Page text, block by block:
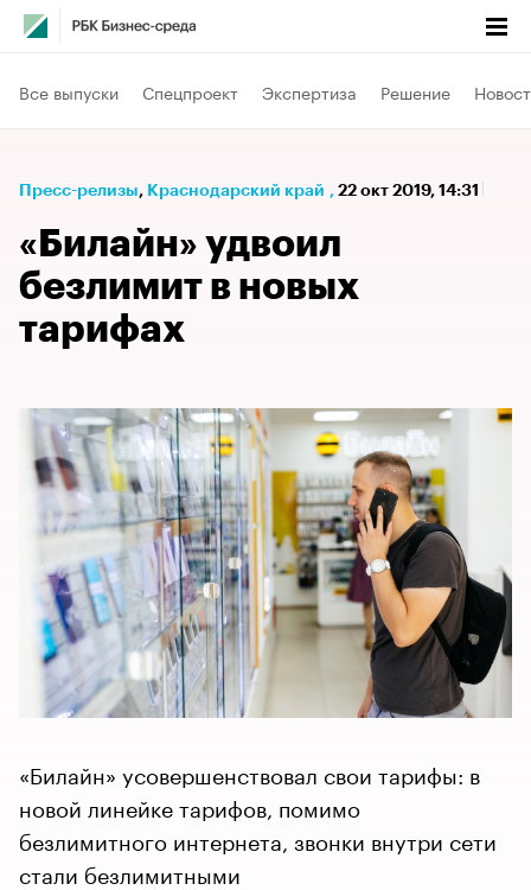
Все выпуски Спецпроект Экспертиза Решение
Пресс-релизы⁠, Краснодарский край , 22 окт 2019, 14:31
«Билайн» удвоил
безлимит в новых
тарифах
«Билайн» усовершенствовал свои тарифы: в
новой линейке тарифов, помимо
безлимитного интернета, звонки внутри сети
стали безлимитными